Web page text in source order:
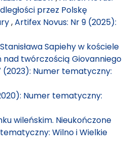
przez Polskę
,Artifex Novus: Nr 9 (2025):
Sapiehy w kościele
nad twórczością Giovanniego
(2023): Numer tematyczny:
Numer tematyczny:
wileńskim. Nieukończone
Wilno i Wielkie